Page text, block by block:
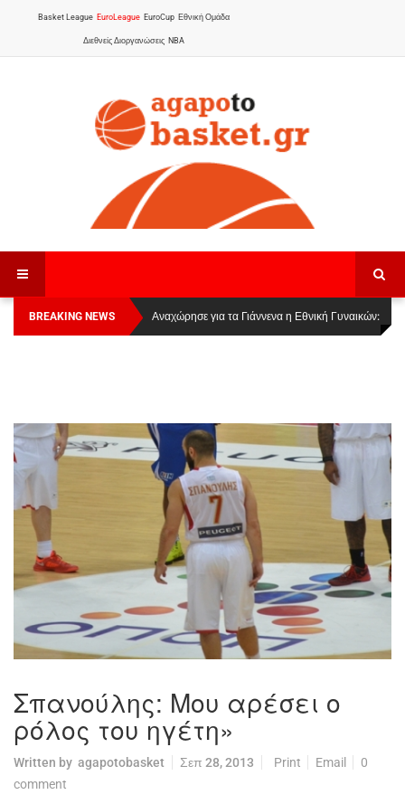
Basket League EuroLeague EuroCup Εθνική Ομάδα
Διεθνείς Διοργανώσεις NBA
BREAKING NEWS
Οι Πάνθηρες Καβάλας στην Women Basketball
League 1
Αναχώρησε για τα Γιάννενα η Εθνική Γυναικών:
Σπανούλης: Μου αρέσει ο
ρόλος του ηγέτη»
Written by agapotobasket Σεπ 28, 2013 Print Email
0
comment